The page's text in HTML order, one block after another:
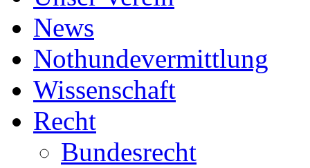
News
Nothundevermittlung
Wissenschaft
Recht
Bundesrecht